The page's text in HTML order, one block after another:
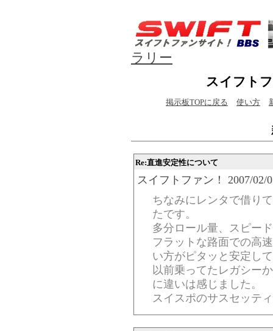
ラリー
スイフト
掲示板TOPに戻る 使い方
Re:直進安定性について
スイフトファン！ 2007/02/
ちなみにレンタで借り
たです。
多分ロール量、スピー
フラットな路面での高
い方がピタッと安定し
以前乗ってたレガシー
に違いは感じました。
スイスポのサスセッテ